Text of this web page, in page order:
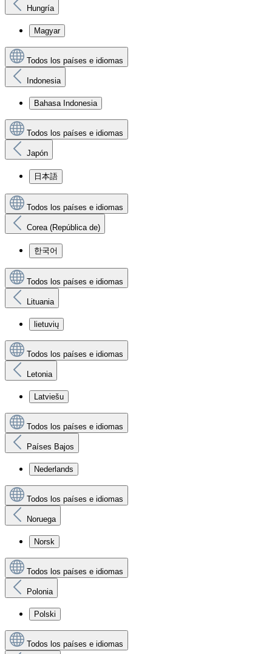
Hungría
Magyar
Todos los países e idiomas
Indonesia
Bahasa Indonesia
Todos los países e idiomas
Japón
日本語
Todos los países e idiomas
Corea (República de)
한국어
Todos los países e idiomas
Lituania
lietuvių
Todos los países e idiomas
Letonia
Latviešu
Todos los países e idiomas
Países Bajos
Nederlands
Todos los países e idiomas
Noruega
Norsk
Todos los países e idiomas
Polonia
Polski
Todos los países e idiomas